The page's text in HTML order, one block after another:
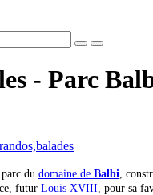
- Parc
du domaine de Balbi ,
futur Louis XVIII , pour sa